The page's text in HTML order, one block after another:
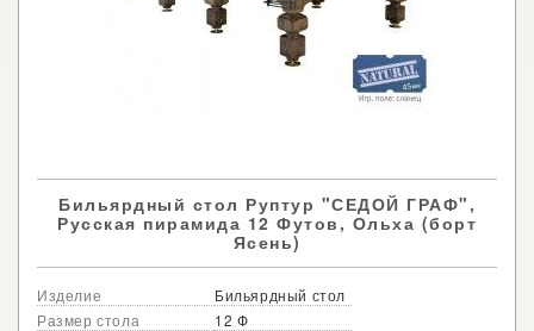
Бильярдный стол Руптур "СЕДОЙ ГРАФ",
Русская пирамида 12 Футов, Ольха (борт
Ясень)
Изделие
Бильярдный стол
Размер стола
12 Ф